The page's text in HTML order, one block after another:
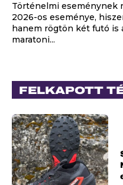
Történelmi eseménynek
2026-os eseménye,
hanem rögtön két futó is
maratoni...
FELKAPOTT